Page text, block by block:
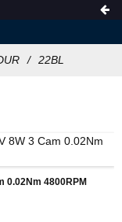
22BL
0.02Nm 4800RPM